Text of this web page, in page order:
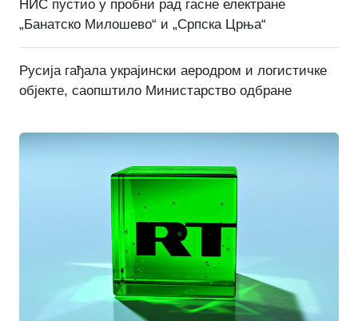
НИС пустио у пробни рад гасне електране
„Банатско Милошево“ и „Српска Црња“
Русија гађала украјински аеродром и логистичке
објекте, саопштило Министарство одбране